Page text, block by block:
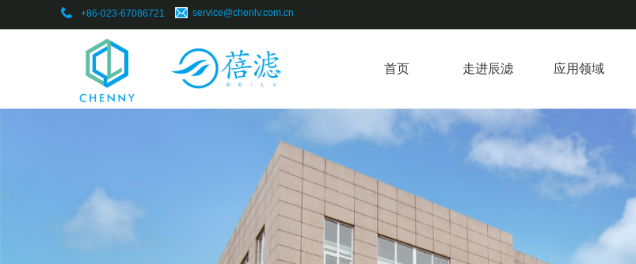
+86-023-67086721 ​service@chenlv.com.cn
首页 走进辰滤 应用领域